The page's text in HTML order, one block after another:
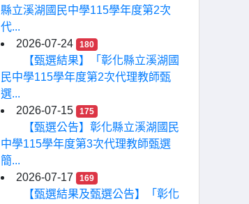
縣立溪湖國民中學115學年度第2次
代...
2026-07-24
180
【甄選結果】「彰化縣立溪湖國
民中學115學年度第2次代理教師甄
選...
2026-07-15
175
【甄選公告】彰化縣立溪湖國民
中學115學年度第3次代理教師甄選
簡...
2026-07-17
169
【甄選結果及甄選公告】「彰化